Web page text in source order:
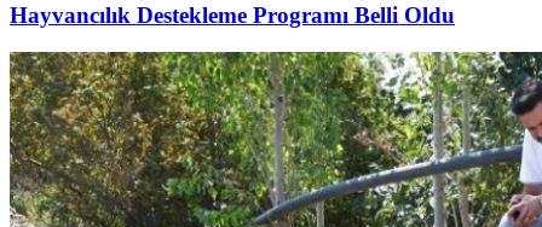
Hayvancılık Destekleme Programı Belli Oldu